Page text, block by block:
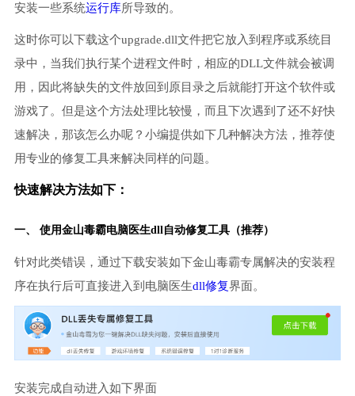
安装一些系统运行库所导致的。
这时你可以下载这个upgrade.dll文件把它放入到程序或系统目
录中，当我们执行某个进程文件时，相应的DLL文件就会被调
用，因此将缺失的文件放回到原目录之后就能打开这个软件或
游戏了。但是这个方法处理比较慢，而且下次遇到了还不好快
速解决，那该怎么办呢？小编提供如下几种解决方法，推荐使
用专业的修复工具来解决同样的问题。
快速解决方法如下：
一、 使用金山毒霸电脑医生dll自动修复工具（推荐）
针对此类错误，通过下载安装如下金山毒霸专属解决的安装程
序在执行后可直接进入到电脑医生dll修复界面。
安装完成自动进入如下界面